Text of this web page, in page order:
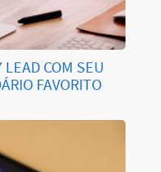
COM SEU
FAVORITO